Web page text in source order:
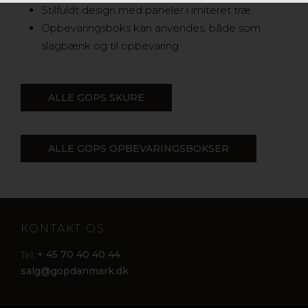
Stilfuldt design med paneler i imiteret træ
Opbevaringsboks kan anvendes, både som
slagbænk og til opbevaring
ALLE GOPS SKURE
ALLE GOPS OPBEVARINGSBOKSER
KONTAKT OS
Tel: + 45 70 40 40 44
salg@gopdanmark.dk